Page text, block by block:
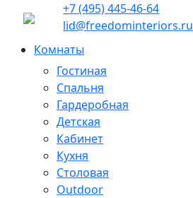
+7 (495) 445-46-64
lid@freedominteriors.ru
Комнаты
Гостиная
Спальня
Гардеробная
Детская
Кабинет
Кухня
Столовая
Outdoor